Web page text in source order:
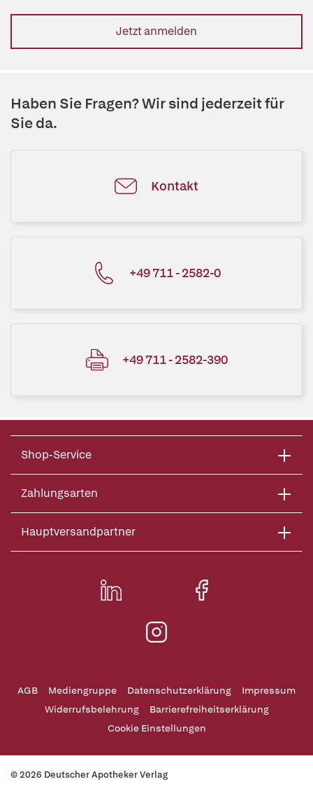
Jetzt anmelden
Haben Sie Fragen? Wir sind jederzeit für
Sie da.
Kontakt
+49 711 - 2582-0
+49 711 - 2582-390
Shop-Service
Zahlungsarten
Hauptversandpartner
AGB Mediengruppe Datenschutzerklärung
Impressum
Widerrufsbelehrung
Barrierefreiheitserklärung
Cookie Einstellungen
© 2026 Deutscher Apotheker Verlag